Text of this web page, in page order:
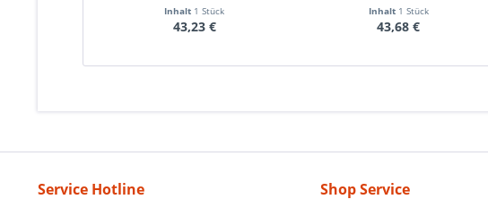
Inhalt 1 Stück
43,23 €
Inhalt 1 Stück
43,68 €
Service Hotline Shop Service